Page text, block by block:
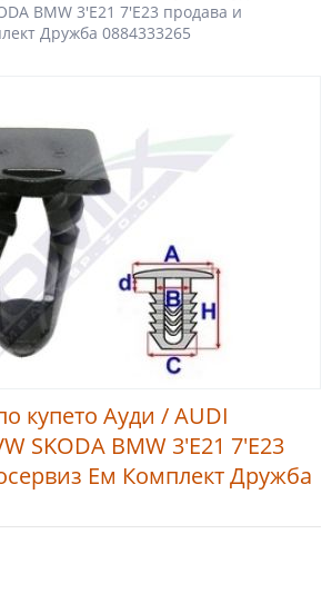
BMW 3'E21 7'E23 продава и
Дружба 0884333265
купето Ауди / AUDI
SKODA BMW 3'E21 7'E23
Ем Комплект Дружба